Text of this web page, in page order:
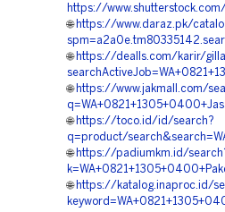
https://
🌐 https://www.daraz.pk/
🌐 https://dealls.com/karir/
🌐 https://www.jakmall.com/
🌐 https://toco.id/id/search?
q=product/
🌐 https://padiumkm.id/
🌐 https://katalog.inaproc.id/